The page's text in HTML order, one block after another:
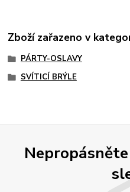
Zboží zařazeno v
PÁRTY-OSLAVY
SVÍTICÍ BRÝLE